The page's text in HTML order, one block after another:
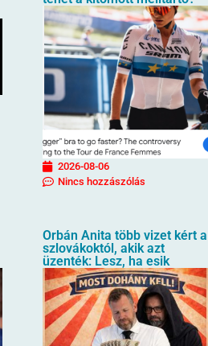
2026-08-06
Nincs hozzászólás
Orbán Anita több vizet kért a
szlovákoktól, akik azt
üzenték: Lesz, ha esik